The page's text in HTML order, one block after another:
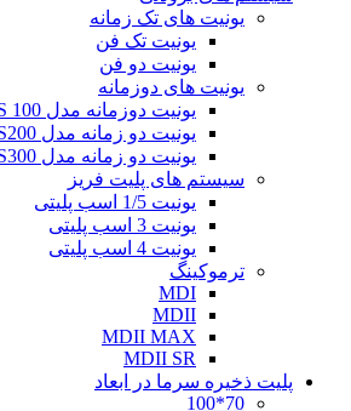
یونیت های تک زمانه
یونیت تک فن
یونیت دو فن
یونیت های دوزمانه
یونیت دوزمانه مدل TOS 100
یونیت دو زمانه مدل TOS200
یونیت دو زمانه مدل TOS300
سیستم های پلیت فریز
یونیت 1/5 اسب پلیتی
یونیت 3 اسب پلیتی
یونیت 4 اسب پلیتی
ترموکینگ
MDI
MDII
MDII MAX
MDII SR
پلیت ذخیره سرما در ابعاد
70*100